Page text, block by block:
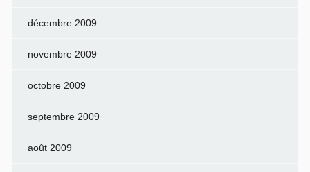
décembre 2009
novembre 2009
octobre 2009
septembre 2009
août 2009